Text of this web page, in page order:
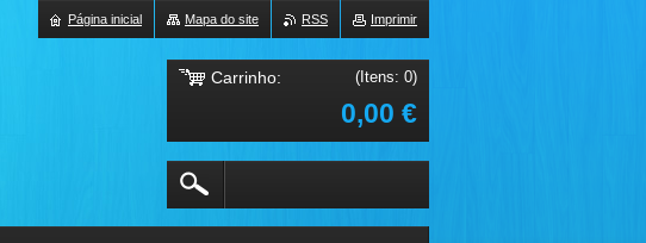
Imprimir
RSS
Mapa do site
Página inicial
Carrinho: (Itens: 0)
0,00 €